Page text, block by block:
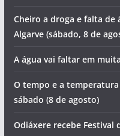
Cheiro a droga e falta de
Algarve (sábado, 8 de
A água vai faltar em
O tempo e a
sábado (8 de agosto)
Odiáxere recebe Festival